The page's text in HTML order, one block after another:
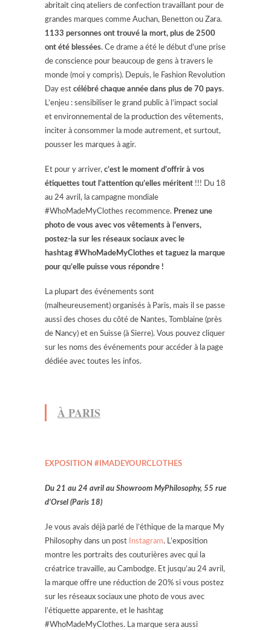
abritait cinq ateliers de confection travaillant pour de
grandes marques comme Auchan, Benetton ou Zara.
1133 personnes ont trouvé la mort, plus de 2500
ont été blessées. Ce drame a été le début d’une prise
de conscience pour beaucoup de gens à travers le
monde (moi y compris). Depuis, le Fashion Revolution
Day est célébré chaque année dans plus de 70 pays.
L’enjeu : sensibiliser le grand public à l’impact social
et environnemental de la production des vêtements,
inciter à consommer la mode autrement, et surtout,
pousser les marques à agir.
Et pour y arriver, c’est le moment d’offrir à vos
étiquettes tout l’attention qu’elles méritent !!! Du 18
au 24 avril, la campagne mondiale
#WhoMadeMyClothes recommence. Prenez une
photo de vous avec vos vêtements à l’envers,
postez-la sur les réseaux sociaux avec le
hashtag #WhoMadeMyClothes et taguez la marque
pour qu’elle puisse vous répondre !
La plupart des événements sont
(malheureusement) organisés à Paris, mais il se passe
aussi des choses du côté de Nantes, Tomblaine (près
de Nancy) et en Suisse (à Sierre). Vous pouvez cliquer
sur les noms des événements pour accéder à la page
dédiée avec toutes les infos.
À PARIS
EXPOSITION #IMADEYOURCLOTHES
Du 21 au 24 avril au Showroom MyPhilosophy, 55 rue
d’Orsel (Paris 18)
Je vous avais déjà parlé de l’éthique de la marque My
Philosophy dans un post
Instagram. L’exposition
montre les portraits des couturières avec qui la
créatrice travaille, au Cambodge. Et jusqu’au 24 avril,
la marque offre une réduction de 20% si vous postez
sur les réseaux sociaux une photo de vous avec
l’étiquette apparente, et le hashtag
#WhoMadeMyClothes. La marque sera aussi